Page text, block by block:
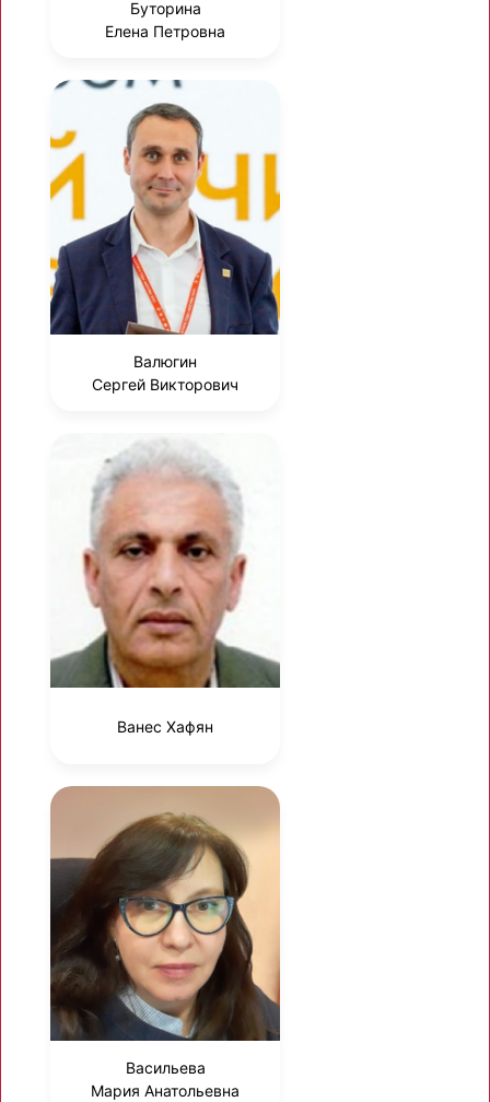
Буторина
Елена Петровна
Валюгин
Сергей Викторович
Ванес Хафян
Васильева
Мария Анатольевна